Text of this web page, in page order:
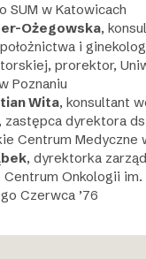
SUM w Katowicach
Ożegowska,
i
prorektor,
Poznaniu
Wita, konsultant
zastępca dyrektora
Centrum Medyczne
, dyrektorka
Centrum Onkologii
Czerwca ’76